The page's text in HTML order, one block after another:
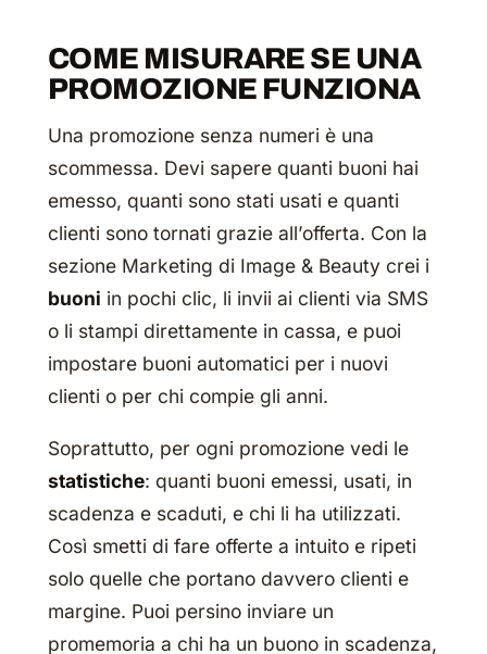
COME MISURARE SE UNA
PROMOZIONE FUNZIONA
Una promozione senza numeri è una
scommessa. Devi sapere quanti buoni hai
emesso, quanti sono stati usati e quanti
clienti sono tornati grazie all’offerta. Con la
sezione Marketing di Image & Beauty crei i
buoni in pochi clic, li invii ai clienti via SMS
o li stampi direttamente in cassa, e puoi
impostare buoni automatici per i nuovi
clienti o per chi compie gli anni.
Soprattutto, per ogni promozione vedi le
statistiche: quanti buoni emessi, usati, in
scadenza e scaduti, e chi li ha utilizzati.
Così smetti di fare offerte a intuito e ripeti
solo quelle che portano davvero clienti e
margine. Puoi persino inviare un
promemoria a chi ha un buono in scadenza,